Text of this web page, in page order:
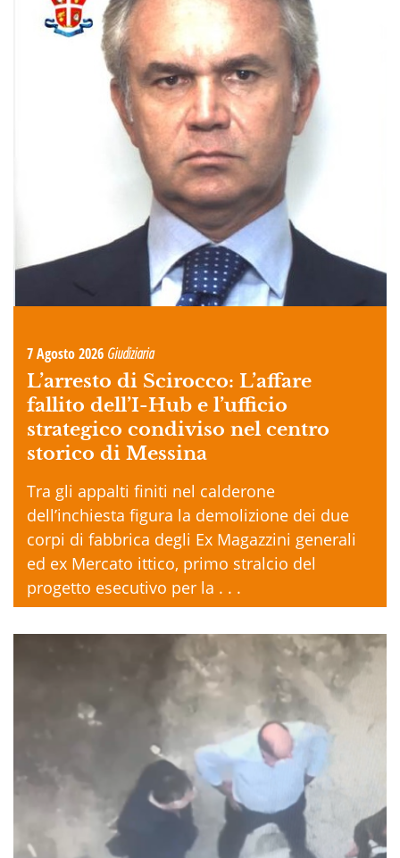
7 Agosto 2026 Giudiziaria
L’arresto di Scirocco: L’affare
fallito dell’I-Hub e l’ufficio
strategico condiviso nel centro
storico di Messina
Tra gli appalti finiti nel calderone
dell’inchiesta figura la demolizione dei due
corpi di fabbrica degli Ex Magazzini generali
ed ex Mercato ittico, primo stralcio del
progetto esecutivo per la . . .